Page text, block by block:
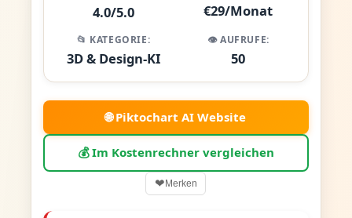
4.0/5.0
€29/Monat
📂 KATEGORIE:
3D & Design-KI
👁️ AUFRUFE:
50
🌐 Piktochart AI Website
💰 Im Kostenrechner vergleichen
❤Merken